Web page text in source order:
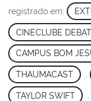
registrado em:
CINECLUBE
CAMPUS BOM
THAUMACAST
TAYLOR SWIFT